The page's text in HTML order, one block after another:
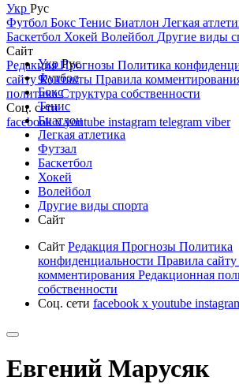
Укр Рус
Футбол Бокс Тенис Биатлон Легкая
Баскетбол Хокей Волейбол Другие виды
Сайт
РедакцияПрогнозы Политика
сайтуКонтакты Правила
политикаСтруктура собственности
Соц. сети
facebookxyoutube instagram telegram viber
УкрРус
Футбол
Бокс
Тенис
Биатлон
Легкая атлетика
Футзал
Баскетбол
Хокей
Волейбол
Другие виды спорта
Сайт
Сайт Редакция Прогнозы Политика
конфиденциальности Правила сайту
комментирования Редакционная
собственности
Соц. сети facebook x youtube
Евгений Марусяк